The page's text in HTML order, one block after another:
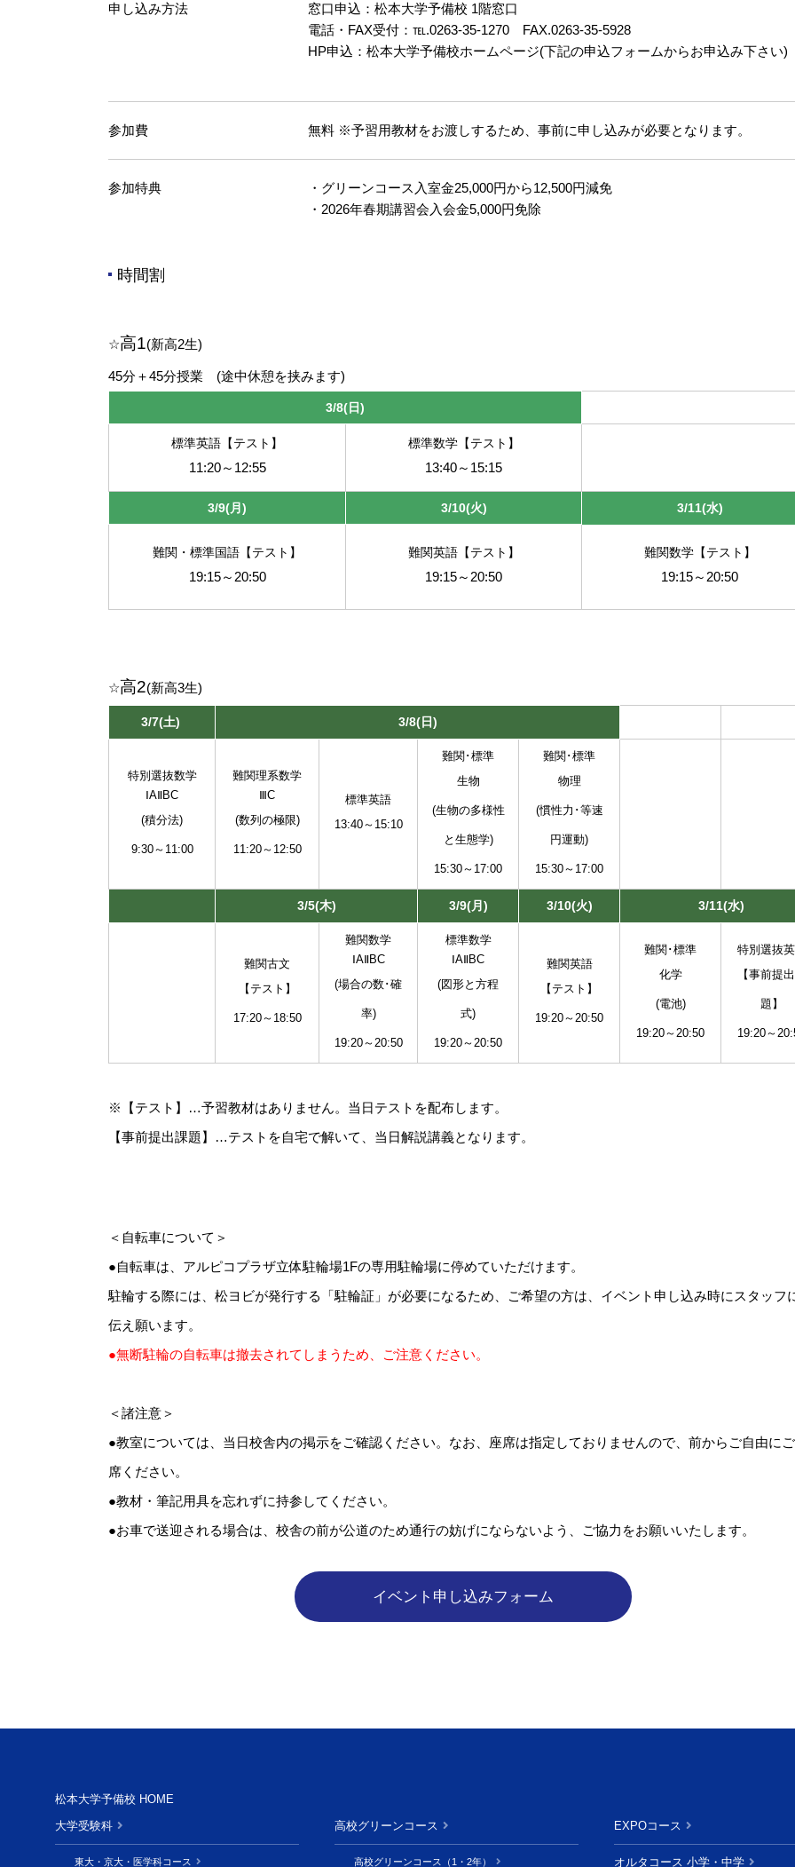
申し込み方法
窓口申込：松本大学予備校 1階窓口
電話・FAX受付：℡.0263-35-1270 FAX.0263-35-5928
HP申込：松本大学予備校ホームページ(下記の申込フォームからお申込み下さい)
参加費 無料 ※予習用教材をお渡しするため、事前に申し込みが必要となります。
参加特典
・グリーンコース入室金25,000円から12,500円減免
・2026年春期講習会入会金5,000円免除
時間割
☆高1(新高2生)
45分＋45分授業 (途中休憩を挟みます)
3/8(日)
標準英語【テスト】
11:20～12:55
標準数学【テスト】
13:40～15:15
3/9(月) 3/10(火) 3/11(水)
難関・標準国語【テスト】
19:15～20:50
難関英語【テスト】
19:15～20:50
難関数学【テスト】
19:15～20:50
☆高2(新高3生)
3/7(土) 3/8(日)
特別選抜数学
ⅠAⅡBC
(積分法)
9:30～11:00
難関理系数学
ⅢC
(数列の極限)
11:20～12:50
標準英語
13:40～15:10
難関･標準
生物
(生物の多様性
と生態学)
15:30～17:00
難関･標準
物理
(慣性力･等速
円運動)
15:30～17:00
3/5(木) 3/9(月) 3/10(火) 3/11(水)
難関古文
【テスト】
17:20～18:50
難関数学
ⅠAⅡBC
(場合の数･確
率)
19:20～20:50
標準数学
ⅠAⅡBC
(図形と方程
式)
19:20～20:50
難関英語
【テスト】
19:20～20:50
難関･標準
化学
(電池)
19:20～20:50
特別選抜
【事前提
題】
19:20～
※【テスト】…予習教材はありません。当日テストを配布します。
【事前提出課題】…テストを自宅で解いて、当日解説講義となります。
＜自転車について＞
●自転車は、アルピコプラザ立体駐輪場1Fの専用駐輪場に停めていただけます。
駐輪する際には、松ヨビが発行する「駐輪証」が必要になるため、ご希望の方は、イベント申し込み時にスタッフ
伝え願います。
●無断駐輪の自転車は撤去されてしまうため、ご注意ください。
＜諸注意＞
●教室については、当日校舎内の掲示をご確認ください。なお、座席は指定しておりませんので、前からご自由に
席ください。
●教材・筆記用具を忘れずに持参してください。
●お車で送迎される場合は、校舎の前が公道のため通行の妨げにならないよう、ご協力をお願いいたします。
松本大学予備校 HOME
大学受験科
東大・京大・医学科コース
高校グリーンコース
高校グリーンコース（1・2年）
EXPOコース
オルタコース 小学・中学